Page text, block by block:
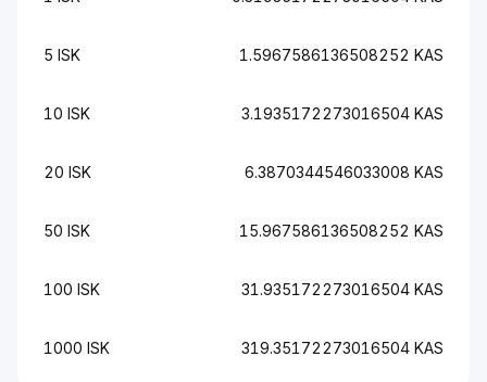
5 ISK 1.5967586136508252 KAS
10 ISK 3.1935172273016504 KAS
20 ISK 6.3870344546033008 KAS
50 ISK 15.967586136508252 KAS
100 ISK 31.935172273016504 KAS
1000 ISK 319.35172273016504 KAS